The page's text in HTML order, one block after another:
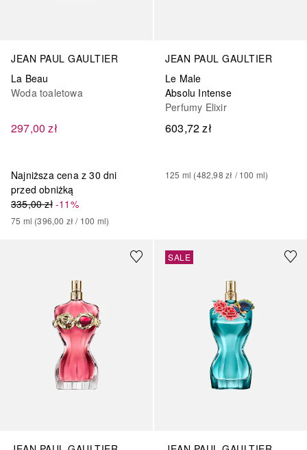
JEAN PAUL GAULTIER
La Beau
Woda toaletowa
297,00 zł
Najniższa cena z 30 dni
przed obniżką
335,00 zł-11%
75 ml (396,00 zł / 100 ml)
JEAN PAUL GAULTIER
Le Male
Absolu Intense
Perfumy Elixir
603,72 zł
125 ml (482,98 zł / 100 ml)
SALE